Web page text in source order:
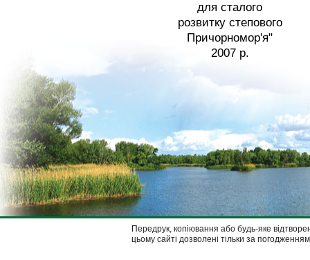
для сталого
розвитку степового
Причорномор'я"
2007 р.
Передрук, копіювання або будь-яке
цьому сайті дозволені тільки за